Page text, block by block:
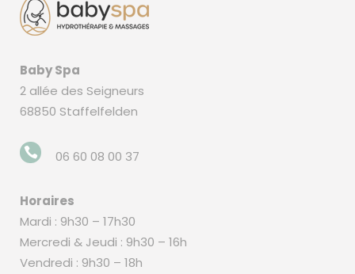
Baby Spa
2 allée des Seigneurs
68850 Staffelfelden
06 60 08 00 37
Horaires
Mardi : 9h30 – 17h30
Mercredi & Jeudi : 9h30 – 16h
Vendredi : 9h30 – 18h